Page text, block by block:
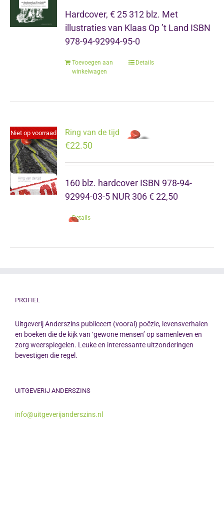
Hardcover, € 25 312 blz. Met
illustraties van Klaas Op ’t Land ISBN
978-94-92994-95-0
Toevoegen aan
winkelwagen
Details
Niet op voorraad Ring van de tijd
€22.50
160 blz. hardcover ISBN 978-94-
92994-03-5 NUR 306 € 22,50
Details
PROFIEL
Uitgeverij Anderszins publiceert (vooral) poëzie, levensverhalen
en boeken die de kijk van ‘gewone mensen’ op samenleven en
zorg weerspiegelen. Leuke en interessante uitzonderingen
bevestigen die regel.
UITGEVERIJ ANDERSZINS
info@uitgeverijanderszins.nl